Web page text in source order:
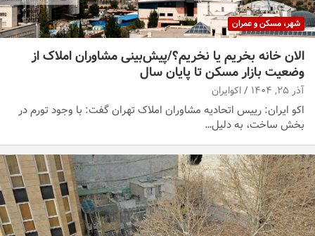
شهر، مسکن و عمران
الان خانه بخریم یا نخریم؟/پیش‌بینی مشاوران املاک از
وضعیت بازار مسکن تا پایان سال
آذر ۲۵, ۱۴۰۴ اکوایران
اکو ایران: رییس اتحادیه مشاوران املاک تهران گفت: با وجود تورم در
بخش ساخت، به دلیل…